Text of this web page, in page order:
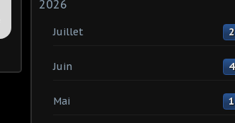
2026
Juillet 2
Juin 4
Mai 1